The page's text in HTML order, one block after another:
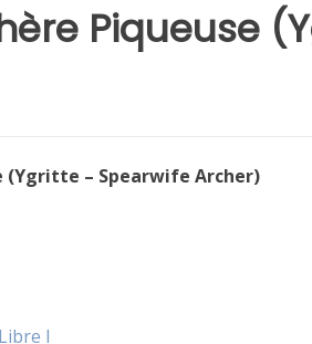
Piqueuse
(Ygritte – Spearwife Archer)
I